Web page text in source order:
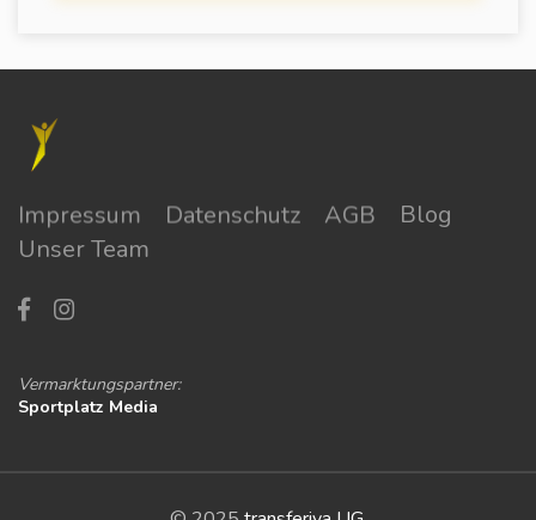
Impressum Datenschutz AGB
Blog
Unser Team
Vermarktungspartner:
Sportplatz Media